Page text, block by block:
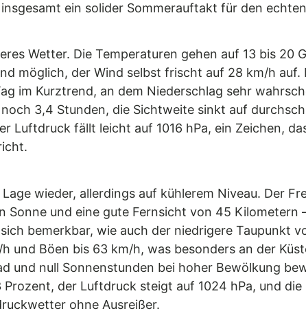
ein solider Sommerauftakt für den
Wetter. Die Temperaturen gehen auf 13 bis 20
möglich, der Wind selbst frischt auf 28 km/h auf.
im Kurztrend, an dem Niederschlag sehr
3,4 Stunden, die Sichtweite sinkt auf
Luftdruck fällt leicht auf 1016 hPa, ein Zeichen,
wieder, allerdings auf kühlerem Niveau. Der
Sonne und eine gute Fernsicht von 45
bemerkbar, wie auch der niedrigere Taupunkt
und Böen bis 63 km/h, was besonders an der
und null Sonnenstunden bei hoher Bewölkung
der Luftdruck steigt auf 1024 hPa, und
ohne Ausreißer.